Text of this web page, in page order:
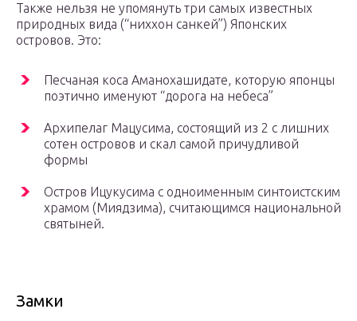
Также нельзя не упомянуть три самых известных
природных вида (“ниххон санкей”) Японских
островов. Это:
Песчаная коса Аманохашидате, которую японцы
поэтично именуют “дорога на небеса”
Архипелаг Мацусима, состоящий из 2 с лишних
сотен островов и скал самой причудливой
формы
Остров Ицукусима с одноименным синтоистским
храмом (Миядзима), считающимся национальной
святыней.
Замки